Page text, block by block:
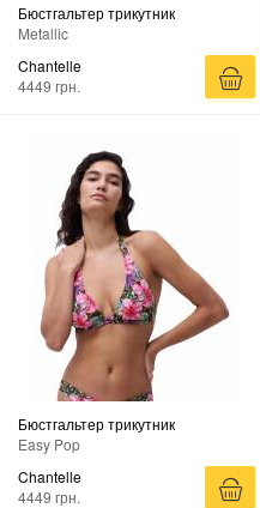
Бюстгальтер трикутник
Metallic
Chantelle
4449 грн.
Бюстгальтер трикутник
Easy Pop
Chantelle
4449 грн.